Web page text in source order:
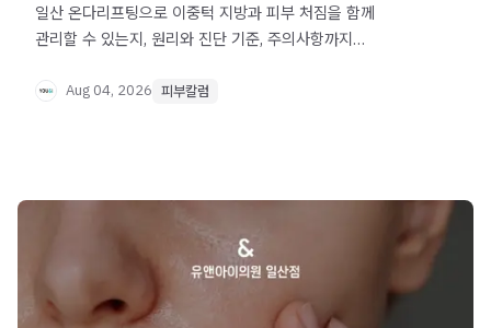
일산 온다리프팅으로 이중턱 지방과 피부 처짐을 함께
관리할 수 있는지, 원리와 진단 기준, 주의사항까지
Aug 04, 2026 피부칼럼